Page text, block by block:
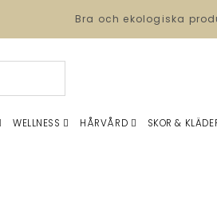
Bra och ekologiska
WELLNESS HÅRVÅRD SKOR &